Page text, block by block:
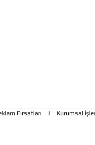
Fırsatları | Kurumsal